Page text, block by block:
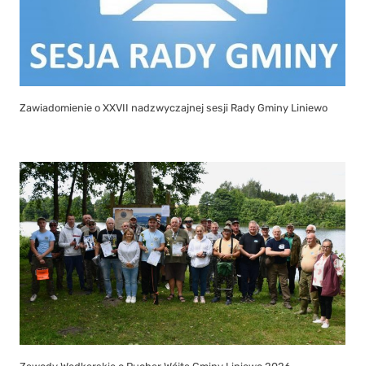
Zawiadomienie o XXVII nadzwyczajnej sesji Rady Gminy Liniewo